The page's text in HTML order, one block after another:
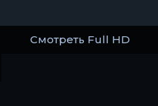
Смотреть Full HD